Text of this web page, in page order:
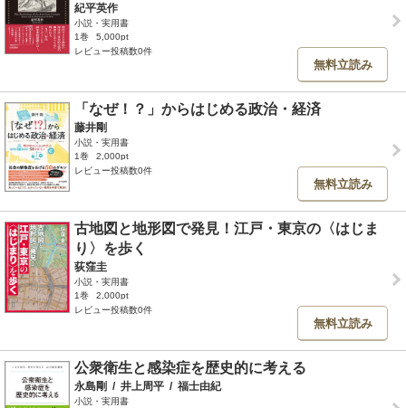
紀平英作
小説・実用書
1巻
5,000pt
レビュー投稿数0件
無料立読み
「なぜ！？」からはじめる政治・経済
藤井剛
小説・実用書
1巻
2,000pt
レビュー投稿数0件
無料立読み
古地図と地形図で発見！江戸・東京の〈はじま
り〉を歩く
荻窪圭
小説・実用書
1巻
2,000pt
レビュー投稿数0件
無料立読み
公衆衛生と感染症を歴史的に考える
永島剛 / 井上周平 / 福士由紀
小説・実用書